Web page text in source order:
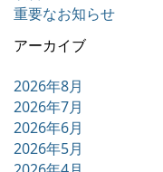
重要なお知らせ
アーカイブ
2026年8月
2026年7月
2026年6月
2026年5月